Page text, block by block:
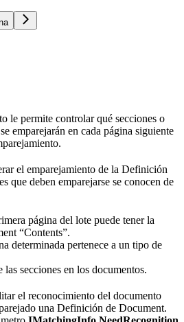
le permite controlar qué secciones o
emparejarán en cada página siguiente
el emparejamiento de la Definición
que deben emparejarse se conocen de
página del lote puede tener la
“Contents”.
determinada pertenece a un tipo de
las secciones en los documentos.
el reconocimiento del documento
una Definición de Document.